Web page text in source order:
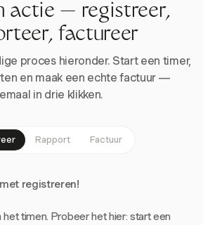
actie — registreer,
factureer
proces hieronder. Start een timer,
en maak een echte factuur —
in drie klikken.
Rapport Factuur
registreren!
het timen. Probeer het hier: start een